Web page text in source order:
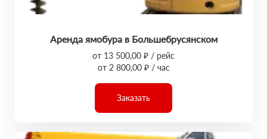
Аренда ямобура в Большебрусянском
от 13 500,00 ₽ / рейс
от 2 800,00 ₽ / час
Заказать